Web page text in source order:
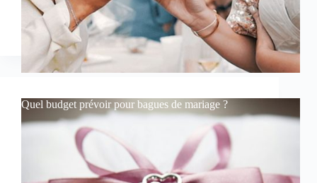
Quel budget prévoir pour bagues de mariage ?